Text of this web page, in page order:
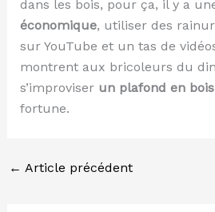
dans les bois, pour ça, il y a
économique, utiliser des
sur YouTube et un tas de
montrent aux bricoleurs du
s’improviser un plafond en bois
fortune.
← Article précédent